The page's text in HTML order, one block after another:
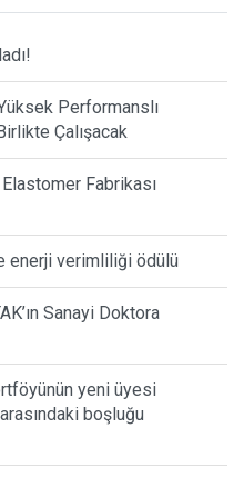
Performanslı
Çalışacak
Fabrikası
enerji verimliliği ödülü
Sanayi Doktora
yeni üyesi
boşluğu